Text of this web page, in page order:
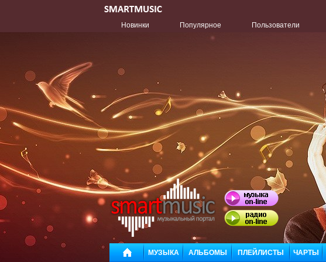
Новинки
Популярное Пользователи
МУЗЫКА АЛЬБОМЫ ПЛЕЙЛИСТЫ ЧАРТЫ